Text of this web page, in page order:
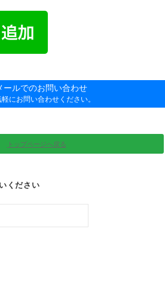
ールでのお問い合わせ
軽にお問い合わせください。
トップページへ戻る
ください